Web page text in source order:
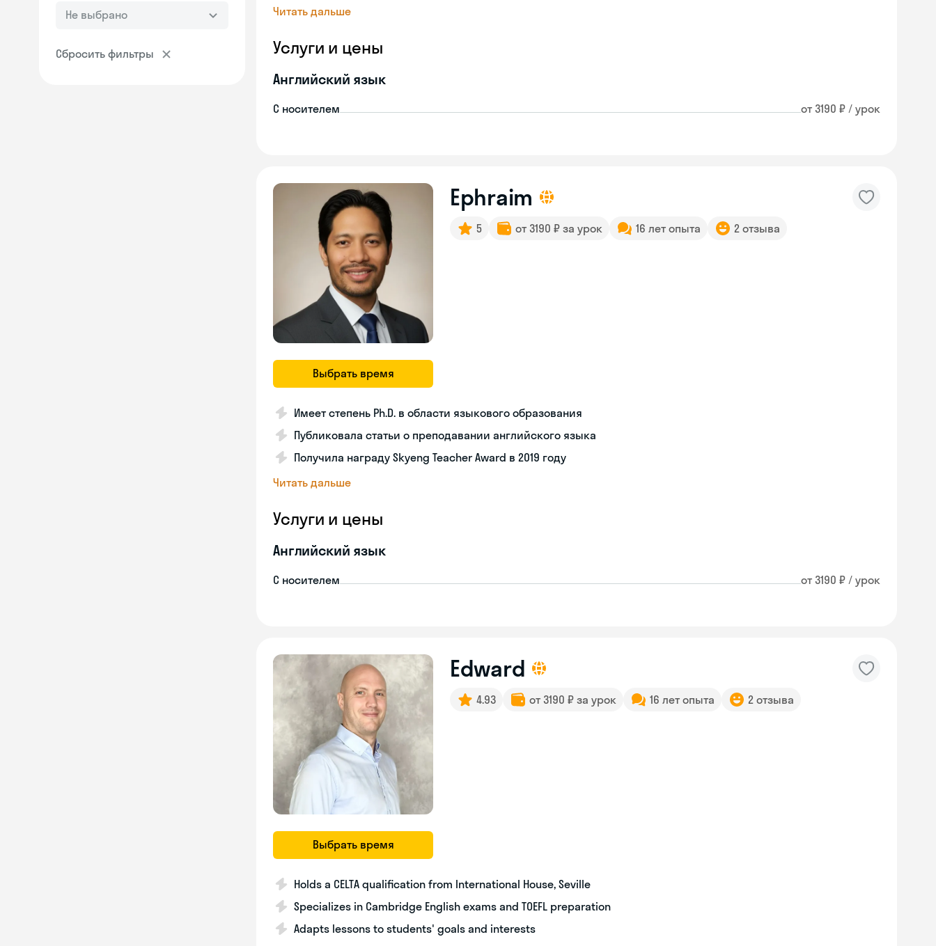
Не выбрано
Сбросить фильтры
Читать дальше
Услуги и цены
Английский язык
С носителем от 3190 ₽ / урок
Выбрать время
Ephraim
5 от 3190 ₽ за урок 16 лет опыта 2 отзыва
Имеет степень Ph.D. в области языкового образования
Публиковала статьи о преподавании английского языка
Получила награду Skyeng Teacher Award в 2019 году
Читать дальше
Услуги и цены
Английский язык
С носителем от 3190 ₽ / урок
Выбрать время
Edward
4.93 от 3190 ₽ за урок 16 лет опыта 2 отзыва
Holds a CELTA qualification from International House, Seville
Specializes in Cambridge English exams and TOEFL preparation
Adapts lessons to students' goals and interests